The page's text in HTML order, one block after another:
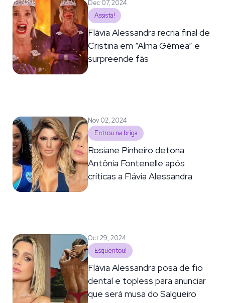
Dec 07, 2024
Assista!
Flávia Alessandra recria final de
Cristina em “Alma Gêmea” e
surpreende fãs
Nov 02, 2024
Entrou na briga
Rosiane Pinheiro detona
Antônia Fontenelle após
críticas a Flávia Alessandra
Oct 29, 2024
Esquentou!
Flávia Alessandra posa de fio
dental e topless para anunciar
que será musa do Salgueiro